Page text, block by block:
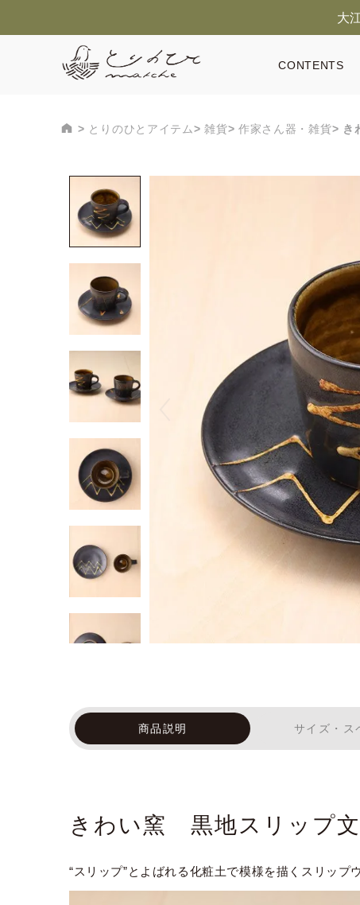
大
CONTENTS
とりのひとアイテム 雑貨 作家さん器・雑貨 き
商品説明 サイズ・ス
きわい窯 黒地スリップ
“スリップ”とよばれる化粧土で模様を描くスリップ